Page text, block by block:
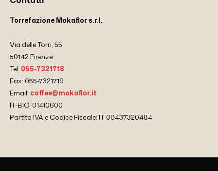
Torrefazione Mokaflor s.r.l.
Via delle Torri, 55
50142 Firenze
Tel: 055-7321718
Fax: 055-7321719
Email: coffee@mokaflor.it
IT-BIO-01410600
Partita IVA e Codice Fiscale: IT 00437320484